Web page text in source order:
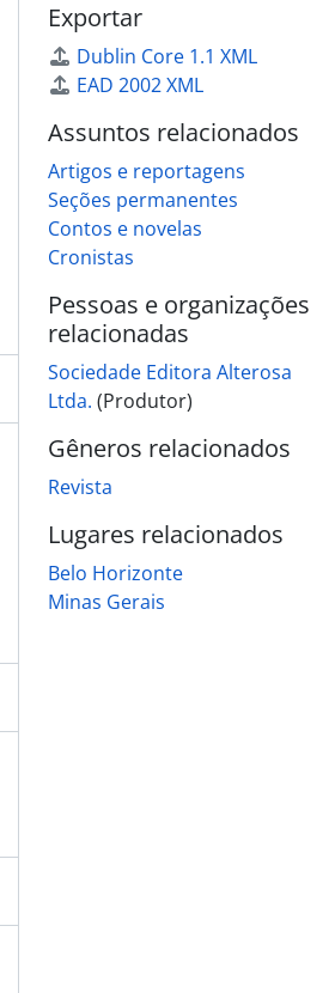
Exportar
Dublin Core 1.1 XML
EAD 2002 XML
Assuntos relacionados
Artigos e reportagens
Seções permanentes
Contos e novelas
Cronistas
Pessoas e organizações
relacionadas
Sociedade Editora Alterosa
Ltda. (Produtor)
Gêneros relacionados
Revista
Lugares relacionados
Belo Horizonte
Minas Gerais